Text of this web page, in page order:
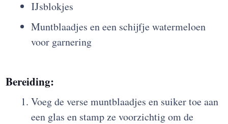
IJsblokjes
Muntblaadjes en een schijfje watermeloen
voor garnering
Bereiding:
Voeg de verse muntblaadjes en suiker toe aan
een glas en stamp ze voorzichtig om de